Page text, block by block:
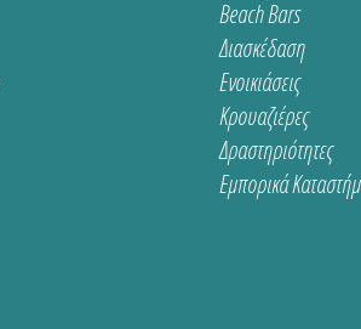
Beach Bars
Διασκέδαση
Ενοικιάσεις
Κρουαζιέρες
Δραστηριότητες
Εμπορικά